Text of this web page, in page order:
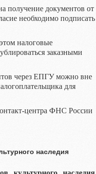
получение документов от
необходимо подписать
налоговые
заказными
через ЕПГУ можно вне
для
центра ФНС России
наследия